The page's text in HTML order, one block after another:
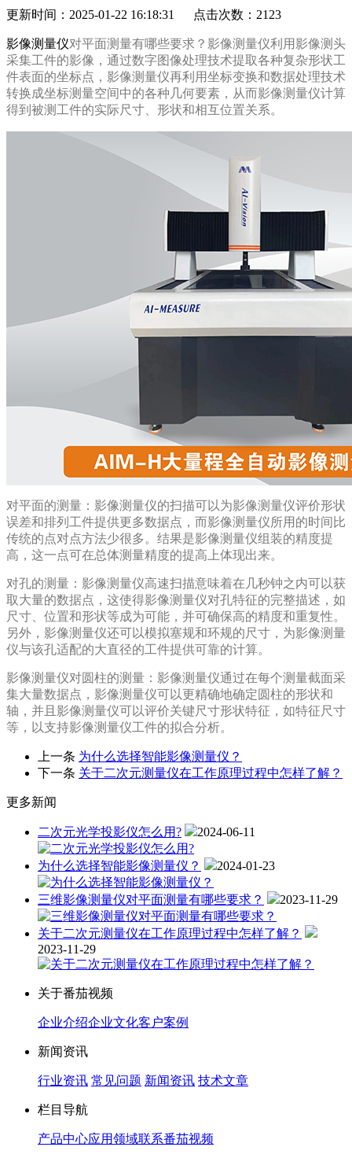
更新时间：2025-01-22 16:18:31 点击次数：2123
影像测量仪对平面测量有哪些要求？影像测量仪利用影像测头
采集工件的影像，通过数字图像处理技术提取各种复杂形状工
件表面的坐标点，影像测量仪再利用坐标变换和数据处理技术
转换成坐标测量空间中的各种几何要素，从而影像测量仪计算
得到被测工件的实际尺寸、形状和相互位置关系。
对平面的测量：影像测量仪的扫描可以为影像测量仪评价形状
误差和排列工件提供更多数据点，而影像测量仪所用的时间比
传统的点对点方法少很多。结果是影像测量仪组装的精度提
高，这一点可在总体测量精度的提高上体现出来。
对孔的测量：影像测量仪高速扫描意味着在几秒钟之内可以获
取大量的数据点，这使得影像测量仪对孔特征的完整描述，如
尺寸、位置和形状等成为可能，并可确保高的精度和重复性。
另外，影像测量仪还可以模拟塞规和环规的尺寸，为影像测量
仪与该孔适配的大直径的工件提供可靠的计算。
影像测量仪对圆柱的测量：影像测量仪通过在每个测量截面采
集大量数据点，影像测量仪可以更精确地确定圆柱的形状和
轴，并且影像测量仪可以评价关键尺寸形状特征，如特征尺寸
等，以支持影像测量仪工件的拟合分析。
上一条 为什么选择智能影像测量仪？
下一条 关于二次元测量仪在工作原理过程中怎样了解？
更多新闻
二次元光学投影仪怎么用? 2024-06-11
为什么选择智能影像测量仪？ 2024-01-23
三维影像测量仪对平面测量有哪些要求？ 2023-11-29
关于二次元测量仪在工作原理过程中怎样了解？
2023-11-29
关于番茄视频
企业介绍企业文化客户案例
新闻资讯
行业资讯 常见问题 新闻资讯 技术文章
栏目导航
产品中心应用领域联系番茄视频